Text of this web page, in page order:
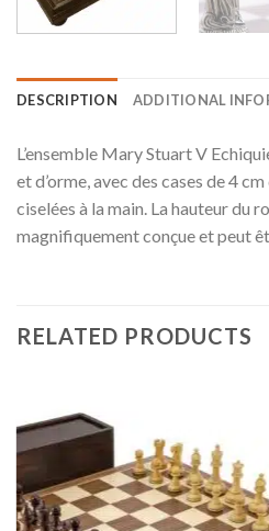
DESCRIPTION ADDITIONAL
L’ensemble Mary Stuart V
et d’orme, avec des cases de 4
ciselées à la main. La hauteur du
magnifiquement conçue et peut
RELATED PRODUCTS